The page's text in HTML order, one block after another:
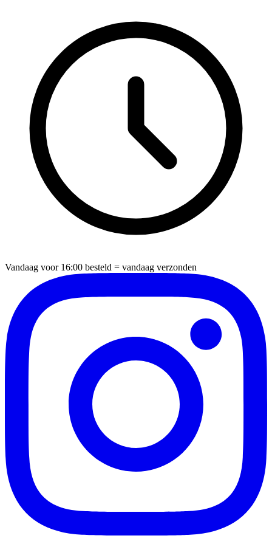
Vandaag voor 16:00 besteld = vandaag verzonden